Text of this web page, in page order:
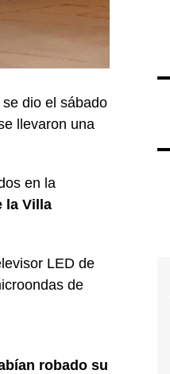
dio el sábado
llevaron una
en la
la Villa
LED de
de
robado su